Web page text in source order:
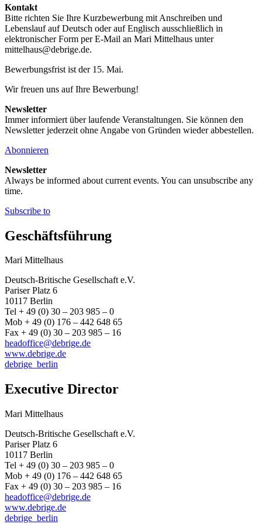
Kontakt
Bitte richten Sie Ihre Kurzbewerbung mit Anschreiben und
Lebenslauf auf Deutsch oder auf Englisch ausschließlich in
elektronischer Form per E-Mail an Mari Mittelhaus unter
mittelhaus@debrige.de.
Bewerbungsfrist ist der 15. Mai.
Wir freuen uns auf Ihre Bewerbung!
Newsletter
Immer informiert über laufende Veranstaltungen. Sie können den
Newsletter jederzeit ohne Angabe von Gründen wieder abbestellen.
Abonnieren
Newsletter
Always be informed about current events. You can unsubscribe any
time.
Subscribe to
Geschäftsführung
Mari Mittelhaus
Deutsch-Britische Gesellschaft e.V.
Pariser Platz 6
10117 Berlin
Tel + 49 (0) 30 – 203 985 – 0
Mob + 49 (0) 176 – 442 648 65
Fax + 49 (0) 30 – 203 985 – 16
headoffice@debrige.de
www.debrige.de
debrige_berlin
Executive Director
Mari Mittelhaus
Deutsch-Britische Gesellschaft e.V.
Pariser Platz 6
10117 Berlin
Tel + 49 (0) 30 – 203 985 – 0
Mob + 49 (0) 176 – 442 648 65
Fax + 49 (0) 30 – 203 985 – 16
headoffice@debrige.de
www.debrige.de
debrige_berlin